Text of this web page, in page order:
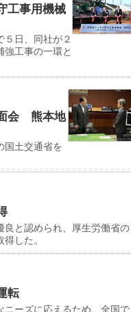
事用機械
日、同社が２
強工事の一環と
会 熊本地
国土交通省を
と認められ、厚生労働省の
した。
転
ーズに応えるため、全国で